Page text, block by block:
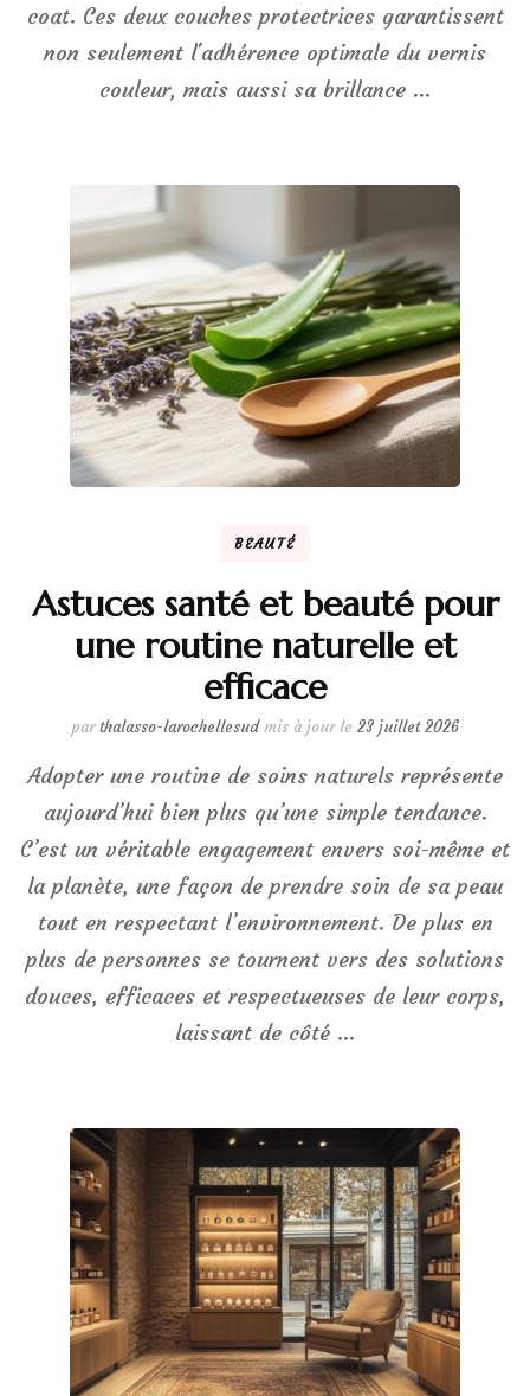
coat. Ces deux couches protectrices garantissent
non seulement l'adhérence optimale du vernis
couleur, mais aussi sa brillance …
BEAUTÉ
Astuces santé et beauté pour
une routine naturelle et
efficace
parthalasso-larochellesud mis à jour le 23 juillet 2026
Adopter une routine de soins naturels représente
aujourd’hui bien plus qu’une simple tendance.
C’est un véritable engagement envers soi-même et
la planète, une façon de prendre soin de sa peau
tout en respectant l’environnement. De plus en
plus de personnes se tournent vers des solutions
douces, efficaces et respectueuses de leur corps,
laissant de côté …